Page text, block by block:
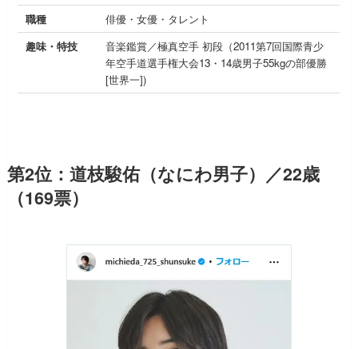
職種
俳優・女優・タレント
趣味・特技
音楽鑑賞／極真空手 初段（2011第7回国際青少
年空手道選手権大会13・14歳男子55kgの部優勝
[世界一])
第2位：道枝駿佑（なにわ男子）／22歳
（169票）